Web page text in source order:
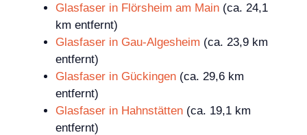
Glasfaser in Flörsheim am Main (ca. 24,1
km entfernt)
Glasfaser in Gau-Algesheim (ca. 23,9 km
entfernt)
Glasfaser in Gückingen (ca. 29,6 km
entfernt)
Glasfaser in Hahnstätten (ca. 19,1 km
entfernt)